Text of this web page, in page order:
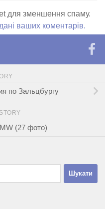
для зменшення спаму.
ваших коментарів.
по Зальцбургу
(27 фото)